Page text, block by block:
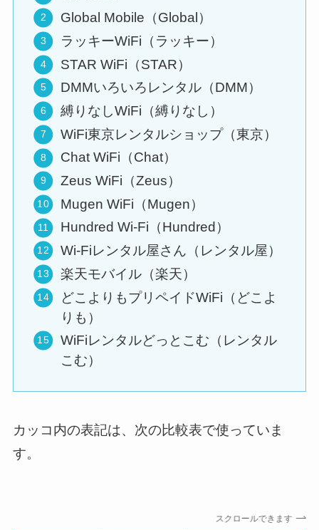
Global Mobile（Global）
ラッキーWiFi（ラッキー）
STAR WiFi（STAR）
DMMいろいろレンタル（DMM）
縛りなしWiFi（縛りなし）
WiFi東京レンタルショップ（東京）
Chat WiFi（Chat）
Zeus WiFi（Zeus）
Mugen WiFi（Mugen）
Hundred Wi-Fi（Hundred）
Wi-Fiレンタル屋さん（レンタル屋）
楽天モバイル（楽天）
どこよりもプリペイドWiFi（どこよ
りも）
WiFiレンタルどっとこむ（レンタル
こむ）
カッコ内の表記は、次の比較表で使っていま
す。
スクロールできます